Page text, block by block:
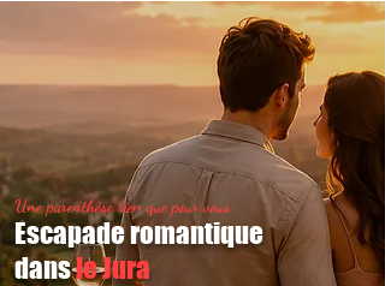
Une parenthèse rien que pour vous
Escapade romantique
dansle Jura